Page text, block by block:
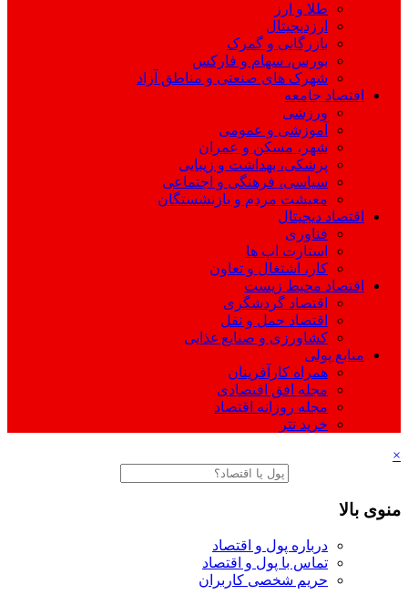
طلا و ارز
ارزدیجیتال
بازرگانی و گمرک
بورس، سهام و فارکس
شهرک های صنعتی و مناطق آزاد
اقتصاد جامعه
ورزشی
آموزشی و عمومی
شهر، مسکن و عمران
پزشکی، بهداشت و زیبایی
سیاسی، فرهنگی و اجتماعی
معیشت مردم و بازنشستگان
اقتصاد دیجیتال
فناوری
استارت اپ ها
کار، اشتغال و تعاون
اقتصاد محیط زیست
اقتصاد گردشگری
اقتصاد حمل و نقل
کشاورزی و صنایع غذایی
منابع پولی
همراه کارآفرینان
مجله افق اقتصادی
مجله روزانه اقتصاد
خرید تتر
×
منوی بالا
درباره پول و اقتصاد
تماس با پول و اقتصاد
حریم شخصی کاربران